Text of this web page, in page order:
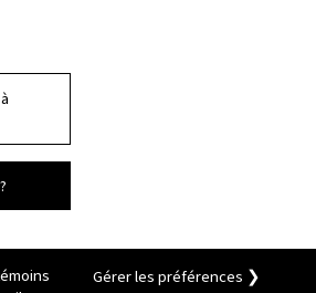
Youtube
Gérer les préférences ❯